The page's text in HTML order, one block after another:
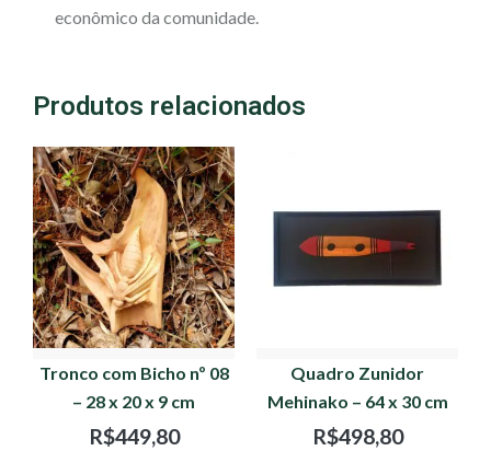
econômico da comunidade.
Produtos relacionados
Tronco com Bicho nº 08
– 28 x 20 x 9 cm
R$449,80
Quadro Zunidor
Mehinako – 64 x 30 cm
R$498,80